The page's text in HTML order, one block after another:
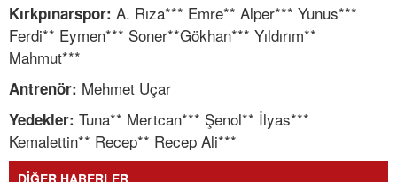
Kırkpınarspor: A. Rıza*** Emre** Alper*** Yunus***
Ferdi** Eymen*** Soner**Gökhan*** Yıldırım**
Mahmut***
Antrenör: Mehmet Uçar
Yedekler: Tuna** Mertcan*** Şenol** İlyas***
Kemalettin** Recep** Recep Ali***